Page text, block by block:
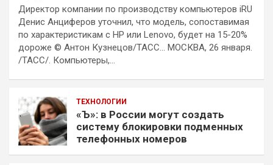
Директор компании по производству компьютеров iRU
Денис Анциферов уточнил, что модель, сопоставимая
по характеристикам с HP или Lenovo, будет на 15-20%
дороже © Антон Кузнецов/ТАСС… МОСКВА, 26 января.
/ТАСС/. Компьютеры,…
ТЕХНОЛОГИИ
«Ъ»: в России могут создать
систему блокировки подменных
телефонных номеров